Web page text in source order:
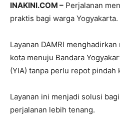
INAKINI.COM – Perjalanan
praktis bagi warga Yogyakarta.
Layanan DAMRI
kota menuju Bandara
(YIA) tanpa perlu repot pindah
Layanan ini menjadi solusi
perjalanan lebih tenang.